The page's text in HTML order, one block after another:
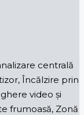
centrală
Încălzire prin
video și
frumoasă, Zonă